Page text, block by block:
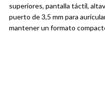
superiores, pantalla táctil,
puerto de 3,5 mm para
mantener un formato